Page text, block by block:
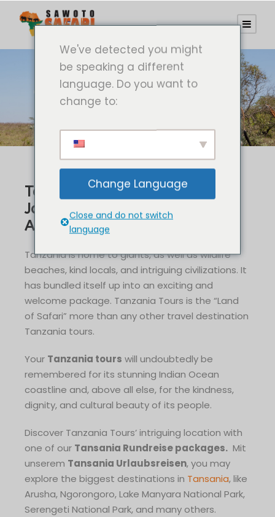
Tansania Touren
Tanzania tours Unveiled A
Journey through the Heart of
Africa
Tanzania is home to giants, as well as wildlife
beaches, kind locals, and intriguing civilizations. It
has bundled itself up into an exciting and
welcome package. Tanzania Tours is the “Land
of Safari” more than any other travel destination
Tanzania tours.
Your Tanzania tours will undoubtedly be
remembered for its stunning Indian Ocean
coastline and, above all else, for the kindness,
dignity, and cultural beauty of its people.
Discover Tanzania Tours’ intriguing location with
one of our Tansania Rundreisepackages. Mit
unserem Tansania Urlaubsreisen, you may
explore the biggest destinations in Tansania, like
Arusha, Ngorongoro, Lake Manyara National Park,
Serengeti National Park, and many others.
We've detected you might
be speaking a different
language. Do you want to
change to:
Change Language
Close and do not switch
language